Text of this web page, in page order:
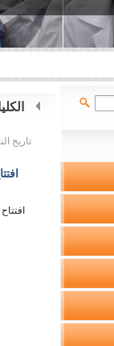
تاريخ النشر 2017-09-26